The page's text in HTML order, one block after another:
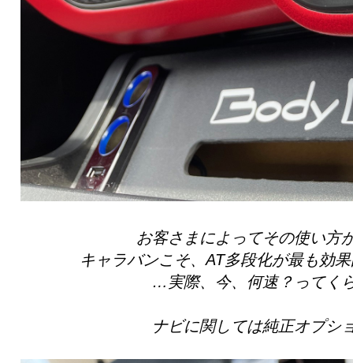
お客さまによってその使い方
キャラバンこそ、AT多段化が最も効
…実際、今、何速？ってく
ナビに関しては純正オプシ